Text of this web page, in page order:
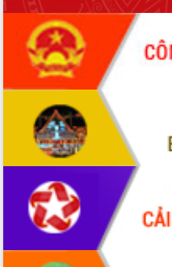
chuyển đổi số
Phó Chủ tịch Thường trực UBND tỉnh
Hồ Thị Nguyên Thảo làm việc tại Trung
tâm Phục vụ hành chính công xã Ea
Xây dựng nền hành chính số đồng
hành cùng nông dân dân, doanh nghiệp
Giai đoạn 2026-2030, Đắk Lắk phấn
đấu có 77% xã đạt chuẩn nông thôn
mới
Chuyển đổi số 'mở đường' cho nông
nghiệp Đắk Lắk tăng trưởng bứt phá
Triển khai đồng bộ đo đạc, lập hồ sơ
địa chính, hoàn thiện cơ sở dữ liệu đất
đai